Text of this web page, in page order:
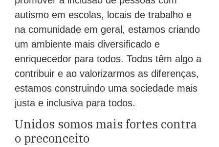
autismo em escolas, locais de trabalho e
na comunidade em geral, estamos criando
um ambiente mais diversificado e
enriquecedor para todos. Todos têm algo a
contribuir e ao valorizarmos as diferenças,
estamos construindo uma sociedade mais
justa e inclusiva para todos.
Unidos somos mais fortes contra
o preconceito